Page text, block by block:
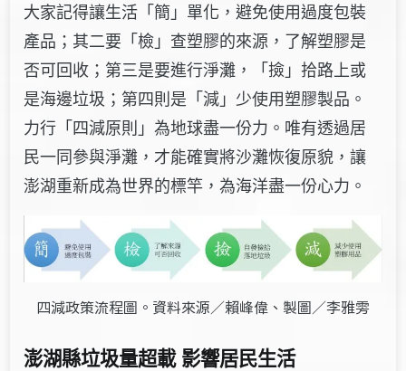
大家記得讓生活「簡」單化，避免使用過度包裝
產品；其二要「檢」查塑膠的來源，了解塑膠是
否可回收；第三是要進行淨灘，「撿」拾路上或
是海邊垃圾；第四則是「減」少使用塑膠製品。
力行「四減原則」為地球盡一份力。唯有透過居
民一同參與淨灘，才能確實將沙灘恢復原貌，讓
澎湖重新成為世界的標竿，為海洋盡一份心力。
四減政策流程圖。資料來源／賴峰偉、製圖／李雅雱
澎湖縣垃圾量超載 影響居民生活